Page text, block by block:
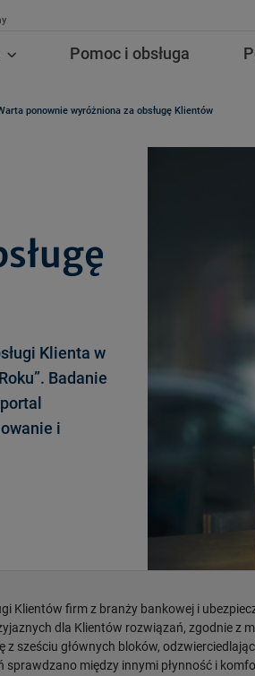
Pomoc i obsługa
ponownie wyróżniona za obsługę Klientów
Klienta w
Badanie
i
Klientów firm z branży bankowej i
dla Klientów rozwiązań, zgodnie z
z sześciu głównych bloków,
między innymi płynność i